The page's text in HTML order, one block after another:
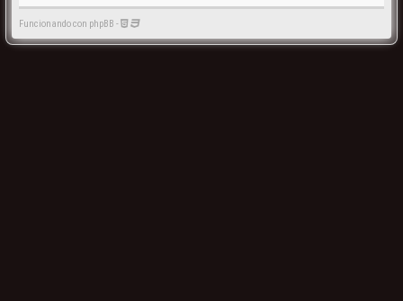
Funcionando con phpBB -